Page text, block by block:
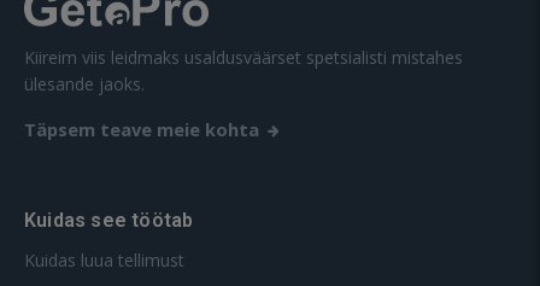
Kiireim viis leidmaks usaldusväärset spetsialisti mistahes
ülesande jaoks.
Täpsem teave meie kohta
Kuidas see töötab
Kuidas luua tellimust